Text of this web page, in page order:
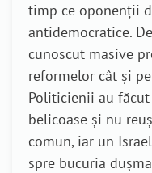
timp ce oponenții
antidemocratice.
cunoscut masive
reformelor cât și
Politicienii au
belicoase și nu
comun, iar un
spre bucuria